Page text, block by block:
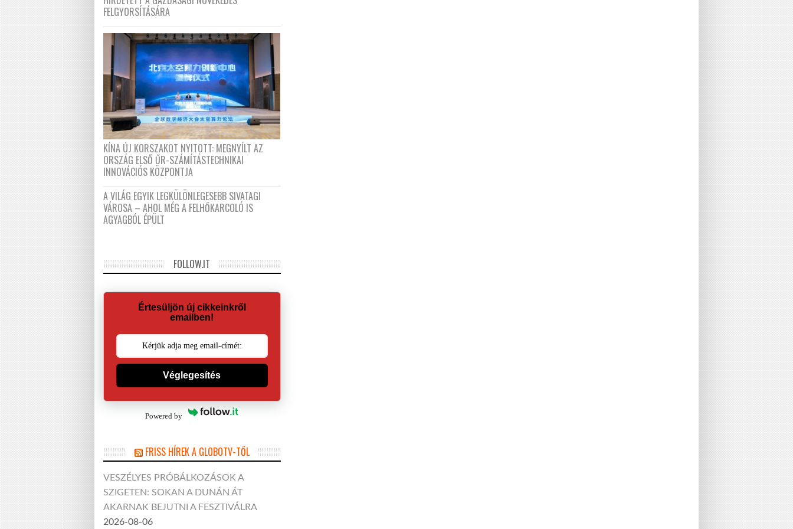
FELGYORSÍTÁSÁRA
KÍNA ÚJ KORSZAKOT NYITOTT: MEGNYÍLT AZ
ORSZÁG ELSŐ ŰR-SZÁMÍTÁSTECHNIKAI
INNOVÁCIÓS KÖZPONTJA
A VILÁG EGYIK LEGKÜLÖNLEGESEBB SIVATAGI
VÁROSA – AHOL MÉG A FELHŐKARCOLÓ IS
AGYAGBÓL ÉPÜLT
FOLLOW.IT
Értesüljön új cikkeinkről
emailben!
Véglegesítés
Powered by
FRISS HÍREK A GLOBOTV-TŐL
VESZÉLYES PRÓBÁLKOZÁSOK A
SZIGETEN: SOKAN A DUNÁN ÁT
AKARNAK BEJUTNI A FESZTIVÁLRA
2026-08-06